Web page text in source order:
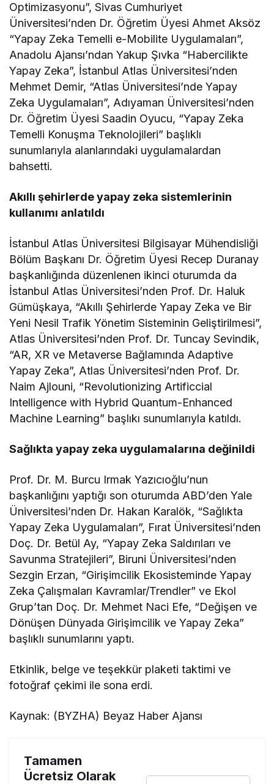
Optimizasyonu”, Sivas Cumhuriyet
Üniversitesi’nden Dr. Öğretim Üyesi Ahmet Aksöz
“Yapay Zeka Temelli e-Mobilite Uygulamaları”,
Anadolu Ajansı’ndan Yakup Şıvka “Habercilikte
Yapay Zeka”, İstanbul Atlas Üniversitesi’nden
Mehmet Demir, “Atlas Üniversitesi’nde Yapay
Zeka Uygulamaları”, Adıyaman Üniversitesi’nden
Dr. Öğretim Üyesi Saadin Oyucu, “Yapay Zeka
Temelli Konuşma Teknolojileri” başlıklı
sunumlarıyla alanlarındaki uygulamalardan
bahsetti.
Akıllı şehirlerde yapay zeka sistemlerinin
kullanımı anlatıldı
İstanbul Atlas Üniversitesi Bilgisayar Mühendisliği
Bölüm Başkanı Dr. Öğretim Üyesi Recep Duranay
başkanlığında düzenlenen ikinci oturumda da
İstanbul Atlas Üniversitesi’nden Prof. Dr. Haluk
Gümüşkaya, “Akıllı Şehirlerde Yapay Zeka ve Bir
Yeni Nesil Trafik Yönetim Sisteminin Geliştirilmesi”,
Atlas Üniversitesi’nden Prof. Dr. Tuncay Sevindik,
“AR, XR ve Metaverse Bağlamında Adaptive
Yapay Zeka”, Atlas Üniversitesi’nden Prof. Dr.
Naim Ajlouni, “Revolutionizing Artificcial
Intelligence with Hybrid Quantum-Enhanced
Machine Learning” başlıkı sunumlarıyla katıldı.
Sağlıkta yapay zeka uygulamalarına değinildi
Prof. Dr. M. Burcu Irmak Yazıcıoğlu’nun
başkanlığını yaptığı son oturumda ABD’den Yale
Üniversitesi’nden Dr. Hakan Karalök, “Sağlıkta
Yapay Zeka Uygulamaları”, Fırat Üniversitesi’nden
Doç. Dr. Betül Ay, “Yapay Zeka Saldırıları ve
Savunma Stratejileri”, Biruni Üniversitesi’nden
Sezgin Erzan, “Girişimcilik Ekosisteminde Yapay
Zeka Çalışmaları Kavramlar/Trendler” ve Ekol
Grup’tan Doç. Dr. Mehmet Naci Efe, “Değişen ve
Dönüşen Dünyada Girişimcilik ve Yapay Zeka”
başlıklı sunumlarını yaptı.
Etkinlik, belge ve teşekkür plaketi taktimi ve
fotoğraf çekimi ile sona erdi.
Kaynak: (BYZHA) Beyaz Haber Ajansı
Tamamen
Ücretsiz Olarak